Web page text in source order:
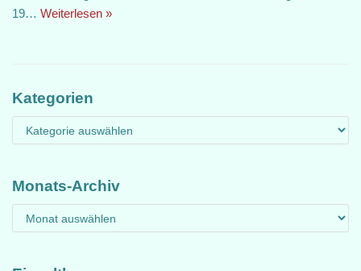
19… Weiterlesen »
Kategorien
Monats-Archiv